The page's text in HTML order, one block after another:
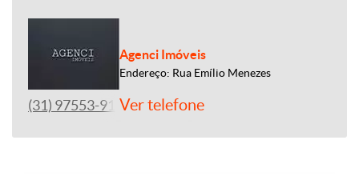
Agenci Imóveis
Endereço: Rua Emílio Menezes
(31) 97553-9144Ver telefone